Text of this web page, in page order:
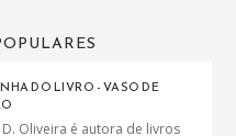
DO LIVRO - VASO DE
D. Oliveira é autora de livros